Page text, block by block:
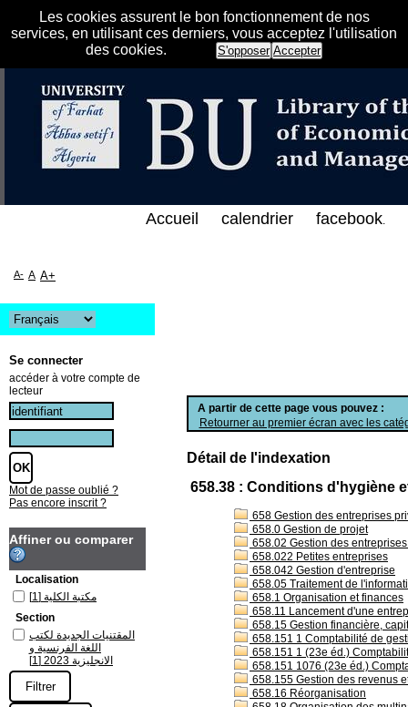
Les cookies assurent le bon fonctionnement de nos
services, en utilisant ces derniers, vous acceptez l'utilisation
des cookies.
S'opposer Accepter
الإلكتروني على الخط المباشر لمكتبة كلية
A partir de cette page vous pouvez :
Retourner au premier écran avec les
Détail de l'indexation
658.38 : Conditions d'hygiène
658 Gestion des entreprises
658.0 Gestion de projet
658.02 Gestion des
658.022 Petites entreprises
658.042 Gestion d'entreprise
658.05 Traitement de
658.1 Organisation et finances
658.11 Lancement d'une
658.15 Gestion financière,
658.151 1 Comptabilité de
658.151 1 (23e éd.)
658.151 1076 (23e éd.)
658.155 Gestion des revenus
658.16 Réorganisation
Accueil calendrier facebook.
A- A A+
Se connecter
accéder à votre compte de
lecteur
Mot de passe oublié ?
Pas encore inscrit ?
Affiner ou comparer
Localisation
مكتبة الكلية [1]
Section
المقتنيات الجديدة لكتب
اللغة الفرنسية و
الانجليزية 2023
[1]